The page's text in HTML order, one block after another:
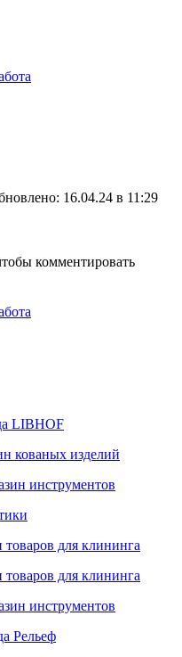
16.04.24 в 11:29
комментировать
LIBHOF
кованых изделий
инструментов
для клининга
для клининга
инструментов
Рельеф